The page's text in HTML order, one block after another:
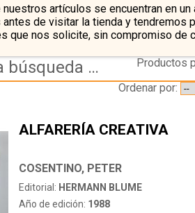
artículos se encuentran en un
antes de visitar la tienda y tendremos
que nos solicite, sin compromiso de
Resultado de la búsqueda de autor cosentino,-peter
Productos
Ordenar por:
ALFARERÍA CREATIVA
COSENTINO, PETER
Editorial: HERMANN BLUME
Año de edición: 1988